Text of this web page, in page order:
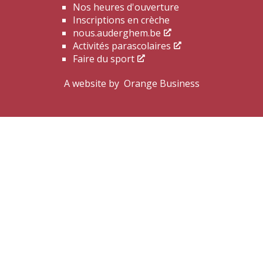
Nos heures d'ouverture
Inscriptions en crèche
nous.auderghem.be
Activités parascolaires
Faire du sport
A website by Orange Business